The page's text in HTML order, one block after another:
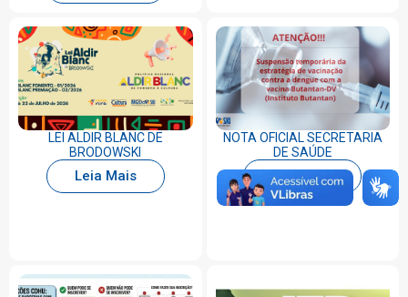
LEI ALDIR BLANC DE
BRODOWSKI
Leia Mais
NOTA OFICIAL SECRETARIA
DE SAÚDE
Leia Mais